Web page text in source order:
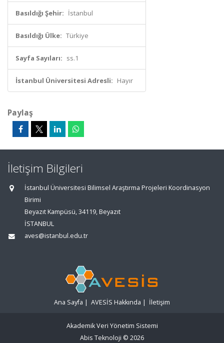
Basıldığı Şehir: İstanbul
Basıldığı Ülke: Türkiye
Sayfa Sayıları: ss.1
İstanbul Üniversitesi Adresli: Hayır
Paylaş
İletişim Bilgileri
İstanbul Üniversitesi Bilimsel Araştırma Projeleri Koordinasyon
Birimi
Beyazıt Kampüsü, 34119, Beyazıt
İSTANBUL
aves@istanbul.edu.tr
Ana Sayfa | AVESİS Hakkında | İletişim
Akademik Veri Yönetim Sistemi
Abis Teknoloji © 2026